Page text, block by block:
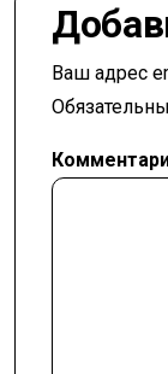
Ваш адрес